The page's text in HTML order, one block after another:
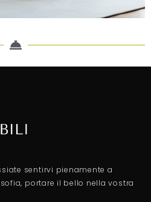
sentirvi pienamente a
portare il bello nella vostra